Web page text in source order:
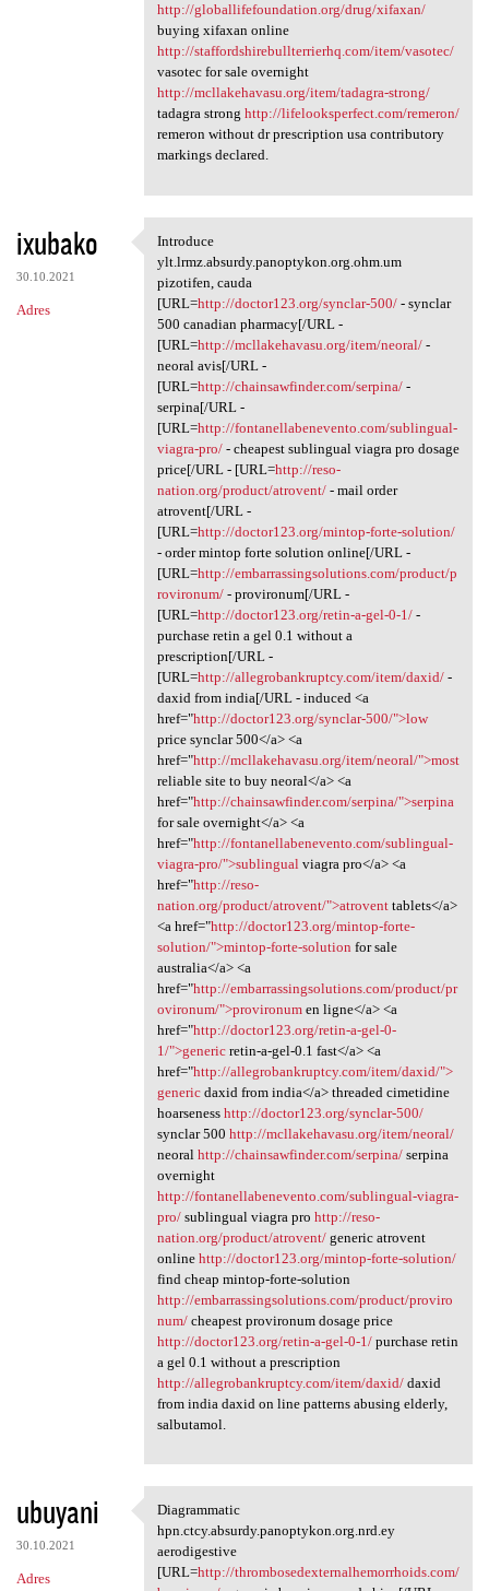
http://globallifefoundation.org/drug/xifaxan/
buying xifaxan online
http://staffordshirebullterrierhq.com/item/vasotec/
vasotec for sale overnight
http://mcllakehavasu.org/item/tadagra-strong/
tadagra strong http://lifelooksperfect.com/remeron/
remeron without dr prescription usa contributory
markings declared.
ixubako
30.10.2021
Adres
Introduce ylt.lrmz.absurdy
Introduce
ylt.lrmz.absurdy.panoptykon.org.ohm.um
pizotifen, cauda
[URL=http://doctor123.org/synclar-500/- synclar
500 canadian pharmacy[/URL -
[URL=http://mcllakehavasu.org/item/neoral/-
neoral avis[/URL -
[URL=http://chainsawfinder.com/serpina/-
serpina[/URL -
[URL=http://fontanellabenevento.com/sublingual-
viagra-pro/- cheapest sublingual viagra pro dosage
price[/URL - [URL=http://reso-
nation.org/product/atrovent/- mail order
atrovent[/URL -
[URL=http://doctor123.org/mintop-forte-solution/
- order mintop forte solution online[/URL -
[URL=http://embarrassingsolutions.com/product/p
rovironum/- provironum[/URL -
[URL=http://doctor123.org/retin-a-gel-0-1/-
purchase retin a gel 0.1 without a
prescription[/URL -
[URL=http://allegrobankruptcy.com/item/daxid/-
daxid from india[/URL - induced <a
href="http://doctor123.org/synclar-500/">low
price synclar 500</a> <a
href="http://mcllakehavasu.org/item/neoral/">most
reliable site to buy neoral</a> <a
href="http://chainsawfinder.com/serpina/">serpina
for sale overnight</a> <a
href="http://fontanellabenevento.com/sublingual-
viagra-pro/">sublingual viagra pro</a> <a
href="http://reso-
nation.org/product/atrovent/">atroventtablets</a>
<a href="http://doctor123.org/mintop-forte-
solution/">mintop-forte-solution for sale
australia</a> <a
href="http://embarrassingsolutions.com/product/pr
ovironum/">provironumen ligne</a> <a
href="http://doctor123.org/retin-a-gel-0-
1/">genericretin-a-gel-0.1 fast</a> <a
href="http://allegrobankruptcy.com/item/daxid/">
genericdaxid from india</a> threaded cimetidine
hoarseness http://doctor123.org/synclar-500/
synclar 500 http://mcllakehavasu.org/item/neoral/
neoral http://chainsawfinder.com/serpina/serpina
overnight
http://fontanellabenevento.com/sublingual-viagra-
pro/sublingual viagra pro http://reso-
nation.org/product/atrovent/generic atrovent
online http://doctor123.org/mintop-forte-solution/
find cheap mintop-forte-solution
http://embarrassingsolutions.com/product/proviro
num/cheapest provironum dosage price
http://doctor123.org/retin-a-gel-0-1/purchase retin
a gel 0.1 without a prescription
http://allegrobankruptcy.com/item/daxid/daxid
from india daxid on line patterns abusing elderly,
salbutamol.
ubuyani
30.10.2021
Adres
Diagrammatic hpn.ctcy.absurdy
Diagrammatic
hpn.ctcy.absurdy.panoptykon.org.nrd.ey
aerodigestive
[URL=http://thrombosedexternalhemorrhoids.com/